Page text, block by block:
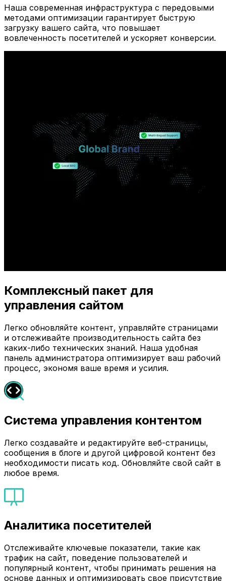
Наша современная инфраструктура с передовыми
методами оптимизации гарантирует быструю
загрузку вашего сайта, что повышает
вовлеченность посетителей и ускоряет конверсии.
Комплексный пакет для
управления сайтом
Легко обновляйте контент, управляйте страницами
и отслеживайте производительность сайта без
каких-либо технических знаний. Наша удобная
панель администратора оптимизирует ваш рабочий
процесс, экономя ваше время и усилия.
Система управления контентом
Легко создавайте и редактируйте веб-страницы,
сообщения в блоге и другой цифровой контент без
необходимости писать код. Обновляйте свой сайт в
любое время.
Аналитика посетителей
Отслеживайте ключевые показатели, такие как
трафик на сайт, поведение пользователей и
популярный контент, чтобы принимать решения на
основе данных и оптимизировать свое присутствие